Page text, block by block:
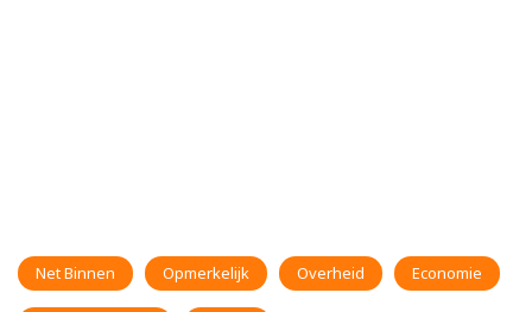
Net Binnen Opmerkelijk Overheid Economie